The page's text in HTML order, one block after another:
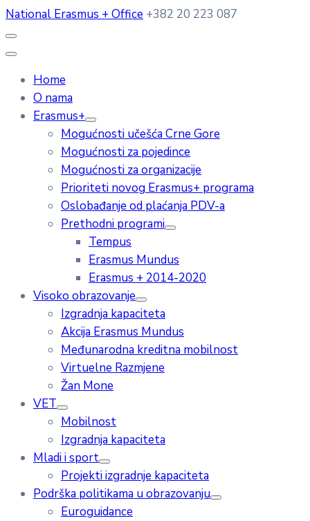
National Erasmus + Office +382 20 223 087
Home
O nama
Erasmus+
Mogućnosti učešća Crne Gore
Mogućnosti za pojedince
Mogućnosti za organizacije
Prioriteti novog Erasmus+ programa
Oslobađanje od plaćanja PDV-a
Prethodni programi
Tempus
Erasmus Mundus
Erasmus + 2014-2020
Visoko obrazovanje
Izgradnja kapaciteta
Akcija Erasmus Mundus
Međunarodna kreditna mobilnost
Virtuelne Razmjene
Žan Mone
VET
Mobilnost
Izgradnja kapaciteta
Mladi i sport
Projekti izgradnje kapaciteta
Podrška politikama u obrazovanju
Euroguidance